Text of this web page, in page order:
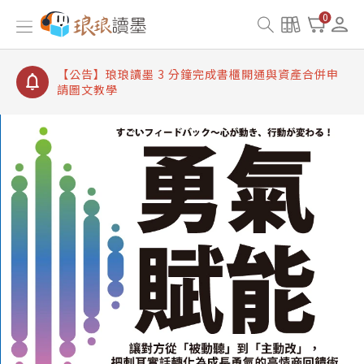
0
【公告】琅琅讀墨書櫃開通常見問題
【公告】琅琅讀墨 3 分鐘完成書櫃開通與資產合併申
【公告】琅琅書店服務升級重要說明及資產合併結果
查詢